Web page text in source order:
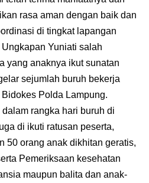
rasa aman dengan baik dan
di tingkat lapangan
Ungkapan Yuniati salah
yang anaknya ikut sunatan
sejumlah buruh bekerja
Polda Lampung.
rangka hari buruh di
di ikuti ratusan peserta,
50 orang anak dikhitan geratis,
Pemeriksaan kesehatan
maupun balita dan anak-